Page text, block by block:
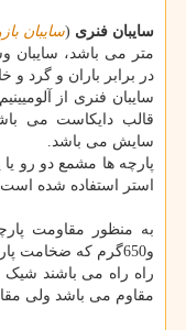
سایبان فنری (سایبان
متر می باشد، سایبان
در برابر باران و گرد
سایبان فنری از
قالب دایکاست می
سایش می باشد.
پارچه ها مشمع دو رو
استر استفاده شده
و650گرم که ضخامت
راه راه می باشند شیک و
مقاوم می باشد ولی